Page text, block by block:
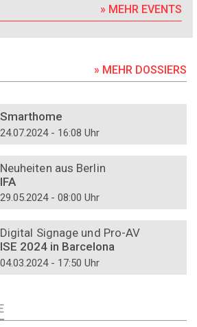
» MEHR EVENTS
» MEHR DOSSIERS
Smarthome
24.07.2024 - 16:08 Uhr
Neuheiten aus Berlin
IFA
29.05.2024 - 08:00 Uhr
Digital Signage und Pro-AV
ISE 2024 in Barcelona
04.03.2024 - 17:50 Uhr